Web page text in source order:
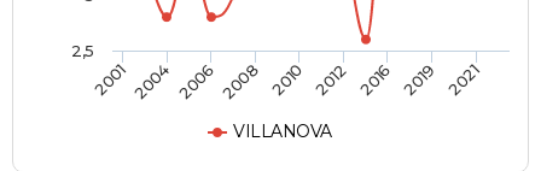
VILLANOVA
20012004 20062008 2010 2012 2016 2019 2021
2,5